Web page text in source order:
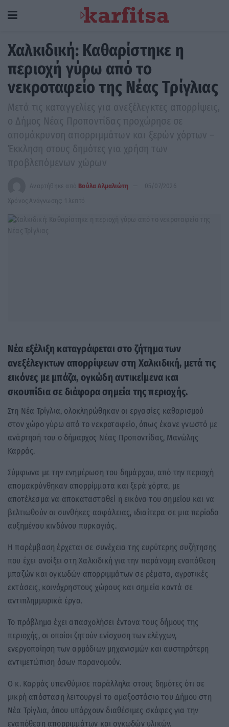
Χαλκιδική: Καθαρίστηκε η
περιοχή γύρω από το
νεκροταφείο της Νέας Τρίγλιας
Μετά τις καταγγελίες για ανεξέλεγκτες απορρίψεις,
ο Δήμος Νέας Προποντίδας προχώρησε σε
απομάκρυνση απορριμμάτων και ξερών χόρτων –
Έκκληση στους δημότες για χρήση των
προβλεπόμενων χώρων
Αναρτήθηκε από Βούλα Αλμαλιώτη
05/07/2026
Χρόνος Ανάγνωσης: 1 λεπτό
Νέα εξέλιξη καταγράφεται στο ζήτημα των
ανεξέλεγκτων απορρίψεων στη Χαλκιδική, μετά τις
εικόνες με μπάζα, ογκώδη αντικείμενα και
σκουπίδια σε διάφορα σημεία της περιοχής.
Στη Νέα Τρίγλια, ολοκληρώθηκαν οι εργασίες καθαρισμού
στον χώρο γύρω από το νεκροταφείο, όπως έκανε γνωστό με
ανάρτησή του ο δήμαρχος Νέας Προποντίδας, Μανώλης
Καρράς.
Σύμφωνα με την ενημέρωση του δημάρχου, από την περιοχή
απομακρύνθηκαν απορρίμματα και ξερά χόρτα, με
αποτέλεσμα να αποκατασταθεί η εικόνα του σημείου και να
βελτιωθούν οι συνθήκες ασφάλειας, ιδιαίτερα σε μια περίοδο
αυξημένου κινδύνου πυρκαγιάς.
Η παρέμβαση έρχεται σε συνέχεια της ευρύτερης συζήτησης
που έχει ανοίξει στη Χαλκιδική για την παράνομη εναπόθεση
μπαζών και ογκωδών απορριμμάτων σε ρέματα, αγροτικές
εκτάσεις, κοινόχρηστους χώρους και σημεία κοντά σε
αντιπλημμυρικά έργα.
Το πρόβλημα έχει απασχολήσει έντονα τους δήμους της
περιοχής, οι οποίοι ζητούν ενίσχυση των ελέγχων,
ενεργοποίηση των αρμόδιων μηχανισμών και αυστηρότερη
αντιμετώπιση όσων παρανομούν.
Ο κ. Καρράς υπενθύμισε παράλληλα στους δημότες ότι σε
μικρή απόσταση λειτουργεί το αμαξοστάσιο του Δήμου στη
Νέα Τρίγλια, όπου υπάρχουν διαθέσιμες σκάφες για την
εναπόθεση απορριμμάτων και ογκωδών υλικών.